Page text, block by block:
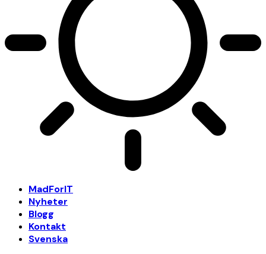
MadForIT
Nyheter
Blogg
Kontakt
Svenska